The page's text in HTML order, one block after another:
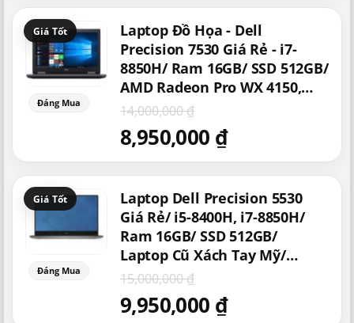
Laptop Đồ Họa - Dell
Precision 7530 Giá Rẻ - i7-
8850H/ Ram 16GB/ SSD 512GB/
AMD Radeon Pro WX 4150,
NVIDIA Quadro P1000 / P2000
/ P3000 - Laptop Chơi Game
Đồ Họa Giá Rẻ/ Laptop
Gaming i7/ Dell Precision i7
Cũ
14,000,000₫
Giá
gốc
14,000,000 ₫.
8,950,000 ₫
Giá
hiện
8,950,000 ₫.
Laptop Dell Precision 5530
Giá Rẻ/ i5-8400H, i7-8850H/
Ram 16GB/ SSD 512GB/
Laptop Cũ Xách Tay Mỹ/
Laptop Cũ Giá Rẻ/ Laptop Dell
Xách Tay Giá Rẻ/ Máy Tính
Chuyên Đồ Họa
15,000,000₫
Giá
gốc
15,000,000 ₫.
9,950,000 ₫
Giá
hiện